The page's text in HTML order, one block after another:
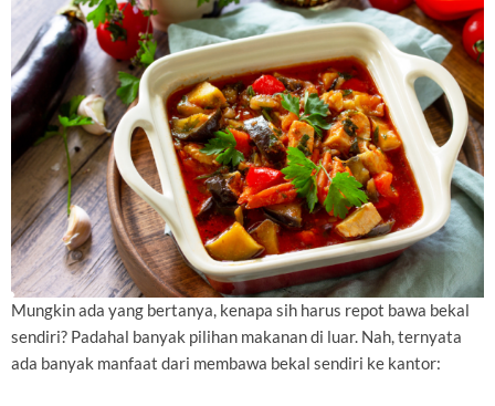
Mungkin ada yang bertanya, kenapa sih harus repot bawa bekal
sendiri? Padahal banyak pilihan makanan di luar. Nah, ternyata
ada banyak manfaat dari membawa bekal sendiri ke kantor: